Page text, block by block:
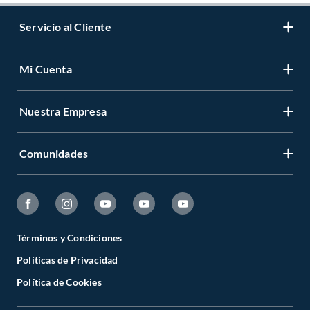
Servicio al Cliente
Mi Cuenta
Nuestra Empresa
Comunidades
Términos y Condiciones
Políticas de Privacidad
Política de Cookies